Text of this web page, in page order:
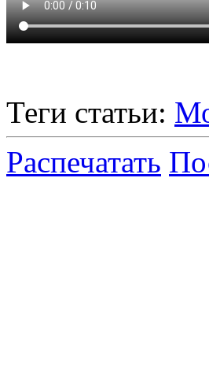
Теги статьи:
Распечатать